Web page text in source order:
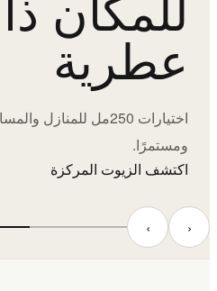
عطرية
اختيارات 250مل
ومستمرًا.
اكتشف الزيوت المركزة
‹ ›